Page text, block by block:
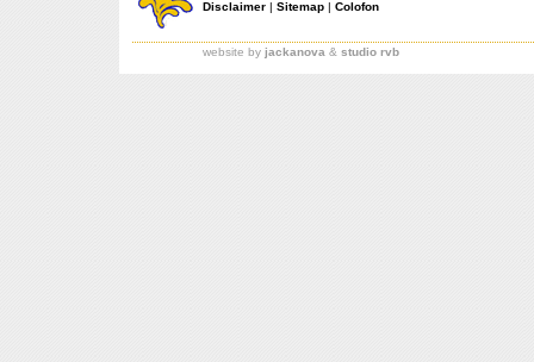
Disclaimer | Sitemap | Colofon
website by jackanova & studio rvb